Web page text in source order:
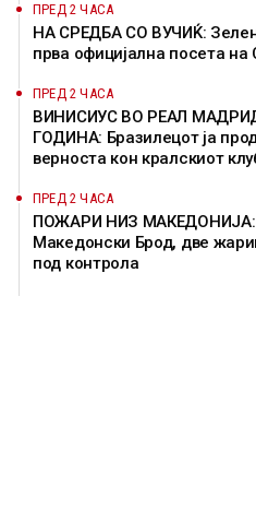
ПРЕД 2 ЧАСА
НА СРЕДБА СО ВУЧИЌ:
прва официјална посета на
ПРЕД 2 ЧАСА
ВИНИСИУС ВО РЕАЛ
ГОДИНА: Бразилецот ја
верноста кон кралскиот
ПРЕД 2 ЧАСА
ПОЖАРИ НИЗ МАКЕДОНИЈА:
Македонски Брод, две
под контрола